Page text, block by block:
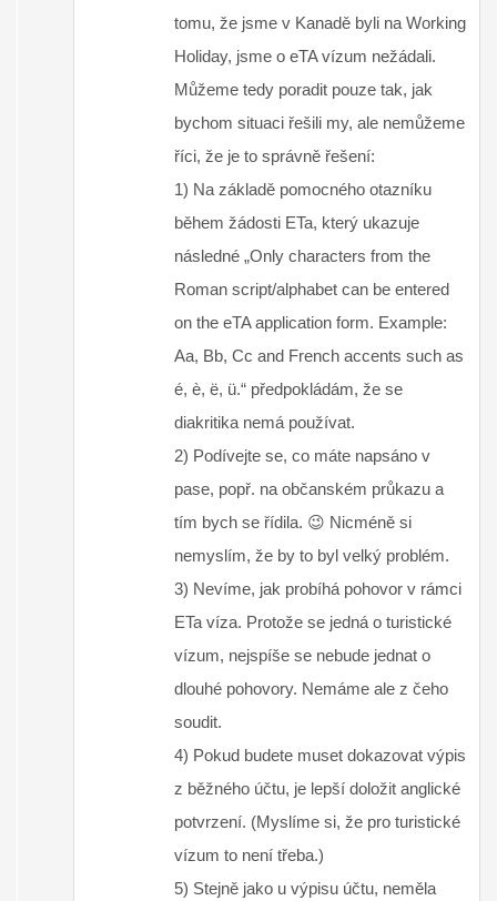
tomu, že jsme v Kanadě byli na Working
Holiday, jsme o eTA vízum nežádali.
Můžeme tedy poradit pouze tak, jak
bychom situaci řešili my, ale nemůžeme
říci, že je to správně řešení:
1) Na základě pomocného otazníku
během žádosti ETa, který ukazuje
následné „Only characters from the
Roman script/alphabet can be entered
on the eTA application form. Example:
Aa, Bb, Cc and French accents such as
é, è, ë, ü.“ předpokládám, že se
diakritika nemá používat.
2) Podívejte se, co máte napsáno v
pase, popř. na občanském průkazu a
tím bych se řídila. 😉 Nicméně si
nemyslím, že by to byl velký problém.
3) Nevíme, jak probíhá pohovor v rámci
ETa víza. Protože se jedná o turistické
vízum, nejspíše se nebude jednat o
dlouhé pohovory. Nemáme ale z čeho
soudit.
4) Pokud budete muset dokazovat výpis
z běžného účtu, je lepší doložit anglické
potvrzení. (Myslíme si, že pro turistické
vízum to není třeba.)
5) Stejně jako u výpisu účtu, neměla